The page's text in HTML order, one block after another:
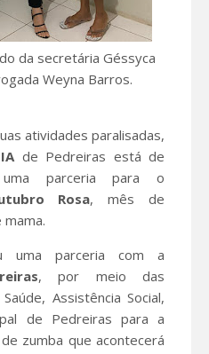
da secretária Géssyca
Weyna Barros.
atividades paralisadas,
de Pedreiras está de
parceria para o
Rosa, mês de
uma parceria com a
, por meio das
Assistência Social,
de Pedreiras para a
zumba que acontecerá